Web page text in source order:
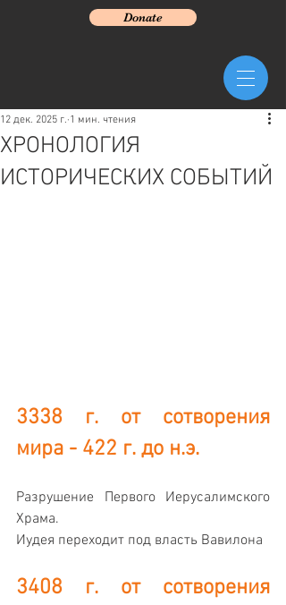
Donate
ХРОНОЛОГИЯ
ИСТОРИЧЕСКИХ СОБЫТИЙ
12 дек. 2025 г. 1 мин. чтения
3338 г. от сотворения
мира - 422 г. до н.э.
Разрушение Первого Иерусалимского
Храма.
Иудея переходит под власть Вавилона
3408 г. от сотворения